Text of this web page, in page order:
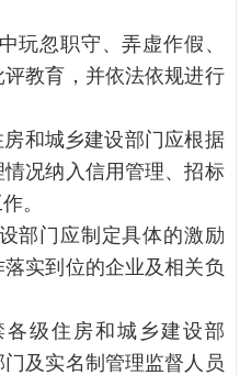
玩忽职守、弄虚作假、
教育，并依法依规进行
和城乡建设部门应根据
况纳入信用管理、招标
。
部门应制定具体的激励
实到位的企业及相关负
级住房和城乡建设部
及实名制管理监督人员